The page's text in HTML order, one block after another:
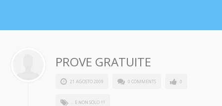
PROVE GRATUITE
21 AGOSTO 2009 0 COMMENTS 0
... E NON SOLO !!!